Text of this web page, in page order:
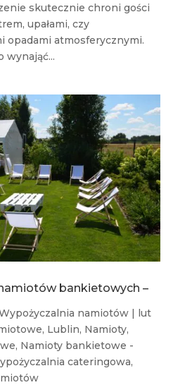
skutecznie chroni gości
upałami, czy
opadami atmosferycznymi.
wynająć...
bankietowych –
namiotów| lut
, Lublin, Namioty,
, Namioty bankietowe -
cateringowa,